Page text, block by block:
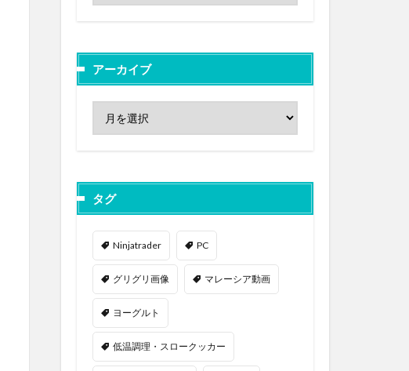
アーカイブ
タグ
Ninjatrader PC
グリグリ画像 マレーシア動画
ヨーグルト
低温調理・スロークッカー